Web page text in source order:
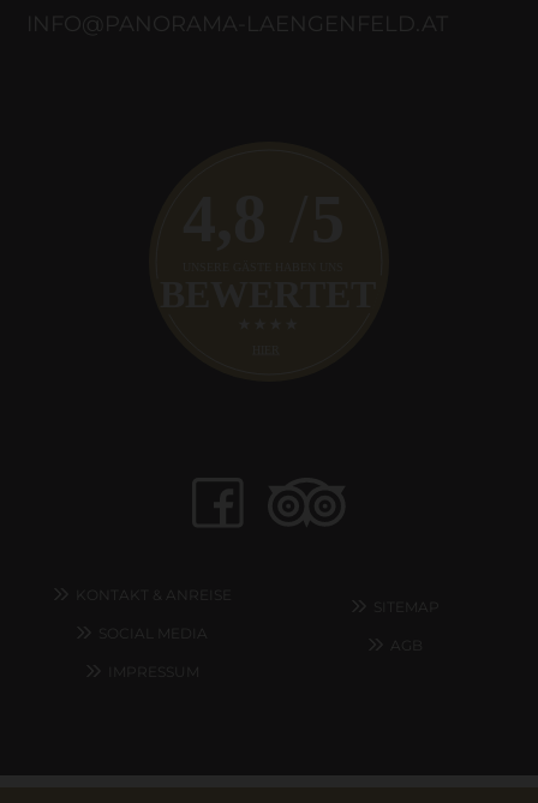
INFO@PANORAMA-LAENGENFELD.AT
KONTAKT & ANREISE
SOCIAL MEDIA
IMPRESSUM
SITEMAP
AGB